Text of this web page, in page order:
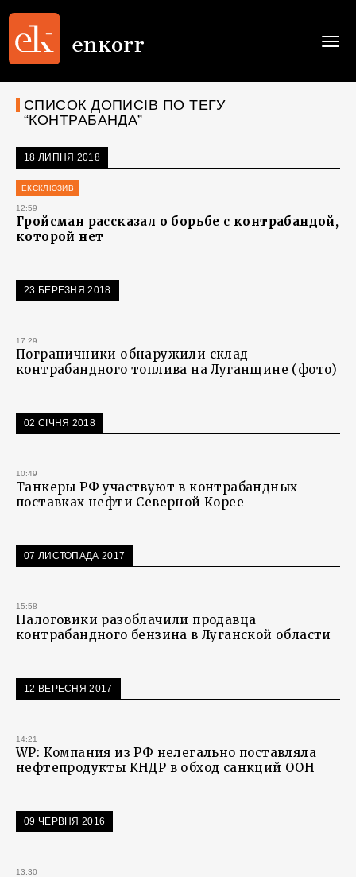
СПИСОК ДОПИСІВ ПО ТЕГУ
“КОНТРАБАНДА”
18 ЛИПНЯ 2018
ЕКСКЛЮЗИВ
12:59
Гройсман рассказал о борьбе с контрабандой,
которой нет
23 БЕРЕЗНЯ 2018
17:29
Пограничники обнаружили склад
контрабандного топлива на Луганщине (фото)
02 СІЧНЯ 2018
10:49
Танкеры РФ участвуют в контрабандных
поставках нефти Северной Корее
07 ЛИСТОПАДА 2017
15:58
Налоговики разоблачили продавца
контрабандного бензина в Луганской области
12 ВЕРЕСНЯ 2017
14:21
WP: Компания из РФ нелегально поставляла
нефтепродукты КНДР в обход санкций ООН
09 ЧЕРВНЯ 2016
13:30